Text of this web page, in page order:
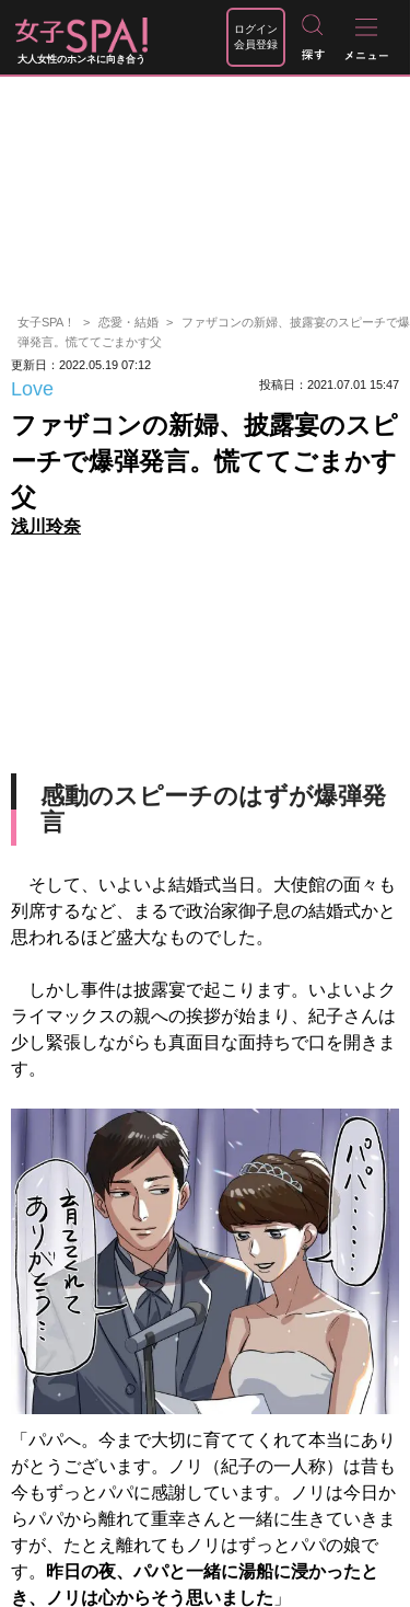
大人女性のホンネに向き合う
ログイン
会員登録
女子SPA！ 恋愛・結婚
ファザコンの新婦、披露宴のスピーチで爆
弾発言。慌ててごまかす父
更新日：2022.05.19 07:12
Love 投稿日：2021.07.01 15:47
ファザコンの新婦、披露宴のスピ
ーチで爆弾発言。慌ててごまかす
父
浅川玲奈
感動のスピーチのはずが爆弾発
言
そして、いよいよ結婚式当日。大使館の面々も
列席するなど、まるで政治家御子息の結婚式かと
思われるほど盛大なものでした。
しかし事件は披露宴で起こります。いよいよク
ライマックスの親への挨拶が始まり、紀子さんは
少し緊張しながらも真面目な面持ちで口を開きま
す。
「パパへ。今まで大切に育ててくれて本当にあり
がとうございます。ノリ（紀子の一人称）は昔も
今もずっとパパに感謝しています。ノリは今日か
らパパから離れて重幸さんと一緒に生きていきま
すが、たとえ離れてもノリはずっとパパの娘で
す。
昨日の夜、パパと一緒に湯船に浸かったと
き、ノリは心からそう思いました 」